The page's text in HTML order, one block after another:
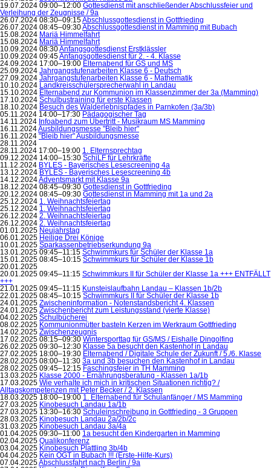
19.07.2024 09:00–12:00 Gottesdienst mit anschließender Abschlussfeier und
Verleihung der Zeugnisse / 9a
26.07.2024 08:30–09:15Abschlussgottesdienst in Gottfrieding
26.07.2024 08:45–09:30Abschlussgottesdienst in Mamming mit Bubach
15.08.2024 Mariä Himmelfahrt
15.08.2024 Mariä Himmelfahrt
10.09.2024 08:30Anfangsgottesdienst Erstklässler
10.09.2024 09:45Anfangsgottesdienst für 2. - 4. Klasse
24.09.2024 17:00–19:00 Elternabend für GS und MS
25.09.2024 Jahrgangstufenarbeiten Klasse 6 - Deutsch
27.09.2024 Jahrgangstufenarbeiten Klasse 6 - Mathematik
10.10.2024 Landkreisschülersprecherwahl in Landau
15.10.2024 Elternabend zur Kommunion im Klassenzimmer der 3a (Mamming)
17.10.2024 Schulbustraining für erste Klassen
18.10.2024 Besuch des Walderlebnispfades in Parnkofen (3a/3b)
05.11.2024 14:00–17:30 Pädagogischer Tag
14.11.2024 Infoabend zum Übertritt - Musikraum MS Mamming
16.11.2024Ausbildungsmesse "Bleib hier"
16.11.2024 "Bleib hier" Ausbildungsmesse
28.11.2024
28.11.2024 17:00–19:00 1. Elternsprechtag
09.12.2024 14:00–15:30 SchiLF für Lehrkräfte
11.12.2024 BYLES - Bayerisches Lesescreening 4a
13.12.2024 BYLES - Bayerisches Lesescreening 4b
14.12.2024Adventsmarkt mit Klasse 9a
18.12.2024 08:45–09:30 Gottesdienst in Gottfrieding
20.12.2024 08:45–09:30 Gottesdienst in Mamming mit 1a und 2a
25.12.2024 1. Weihnachtsfeiertag
25.12.2024 1. Weihnachtsfeiertag
26.12.2024 2. Weihnachtsfeiertag
26.12.2024 2. Weihnachtsfeiertag
01.01.2025 Neujahrstag
06.01.2025 Heilige Drei Könige
10.01.2025 Sparkassenbetriebserkundung 9a
13.01.2025 09:45–11:15 Schwimmkurs für Schüler der Klasse 1a
15.01.2025 08:45–10:15 Schwimmkurs für Schüler der Klasse 1b
20.01.2025
20.01.2025 09:45–11:15 Schwimmkurs II für Schüler der Klasse 1a +++ ENTFÄLLT
+++
21.01.2025 09:45–11:15 Kunsteislaufbahn Landau – Klassen 1b/2b
22.01.2025 08:45–10:15 Schwimmkurs II für Schüler der Klasse 1b
24.01.2025 Zwischeninformation - Notenstandsbericht 4. Klassen
24.01.2025 Zwischenbericht zum Leistungsstand (vierte Klasse)
04.02.2025 Schulbücherei
08.02.2025 Kommunionmütter basteln Kerzen im Werkraum Gottfrieding
14.02.2025 Zwischenzeugnis
17.02.2025 08:15–09:30 Wintersporttag für GS/MS / Eishalle Dingolfing
26.02.2025 09:30–12:30 Klasse 5a besucht den Kastenhof in Landau
27.02.2025 18:00–19:30 Elternabend / Digitale Schule der Zukunft / 5./6. Klasse
28.02.2025 08:00–11:30 3a und 3b besuchen den Kastenhof in Landau
28.02.2025 09:45–12:15 Faschingsfeier in TH Mamming
13.03.2025 Klasse 2000 - Ernährungsberatung - Klassen 1a/1b
17.03.2025 Wie verhalte ich mich in kritischen Situationen richtig? /
Alltagskompetenzen mit Peter Becker / 2. Klassen
18.03.2025 18:00–19:00 1. Elternabend für Schulanfänger / MS Mamming
27.03.2025 Kinobesuch Landau 1a/1b
27.03.2025 13:30–16:30 Schuleinschreibung in Gottfrieding - 3 Gruppen
28.03.2025 Kinobesuch Landau 2a/2b/2c
31.03.2025 Kinobesuch Landau 3a/4a
01.04.2025 09:30–11:00 1a besucht den Kindergarten in Mamming
02.04.2025 Qualikonferenz
03.04.2025 Kinobesuch Plattling 3b/4b
04.04.2025 Kein OGT in Bubach !!! (Erste-Hilfe-Kurs)
07.04.2025Abschlussfahrt nach Berlin / 9a